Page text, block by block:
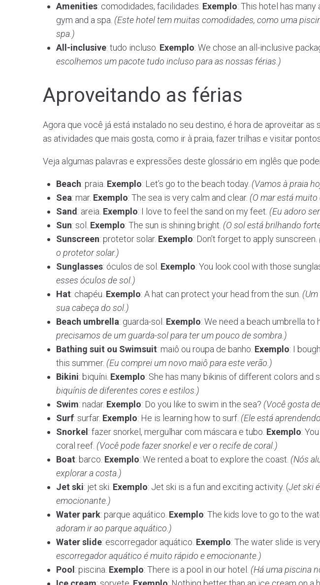
Amenities: comodidades, facilidades. Exemplo: This hotel has many
gym and a spa. (Este hotel tem muitas comodidades, como uma
spa.)
All-inclusive: tudo incluso. Exemplo: We chose an all-inclusive
escolhemos um pacote tudo incluso para as nossas férias.)
Aproveitando as férias
Agora que você já está instalado no seu destino, é hora de aproveitar as
as atividades que mais gosta, como ir à praia, fazer trilhas e visitar
Veja algumas palavras e expressões deste glossário em inglês que
Beach: praia. Exemplo: Let’s go to the beach today. (Vamos à praia
Sea: mar. Exemplo: The sea is very calm and clear. (O mar está
Sand : areia. Exemplo: I love to feel the sand on my feet. (Eu adoro
Sun: sol. Exemplo: The sun is shining bright. (O sol está brilhando
Sunscreen: protetor solar. Exemplo: Don’t forget to apply sunscreen.
o protetor solar.)
Sunglasses: óculos de sol. Exemplo: You look cool with those
esses óculos de sol.)
Hat: chapéu. Exemplo: A hat can protect your head from the sun.
sua cabeça do sol.)
Beach umbrella: guarda-sol. Exemplo: We need a beach umbrella to
precisamos de um guarda-sol para ter um pouco de sombra.)
Bathing suit ou Swimsuit: maiô ou roupa de banho. Exemplo: I
this summer. (Eu comprei um novo maiô para este verão.)
Bikini: biquíni. Exemplo: She has many bikinis of different colors and
biquínis de diferentes cores e estilos.)
Swim: nadar. Exemplo: Do you like to swim in the sea? (Você gosta
Surf: surfar. Exemplo: He is learning how to surf. (Ele está
Snorkel : fazer snorkel, mergulhar com máscara e tubo. Exemplo:
coral reef. (Você pode fazer snorkel e ver o recife de coral.)
Boat: barco. Exemplo: We rented a boat to explore the coast. (Nós
explorar a costa.)
Jet ski: jet ski. Exemplo: Jet ski is a fun and exciting activity. (Jet ski
emocionante.)
Water park: parque aquático. Exemplo: The kids love to go to the
adoram ir ao parque aquático.)
Water slide: escorregador aquático. Exemplo: The water slide is
escorregador aquático é muito rápido e emocionante.)
Pool : piscina. Exemplo: There is a pool in our hotel. (Há uma piscina